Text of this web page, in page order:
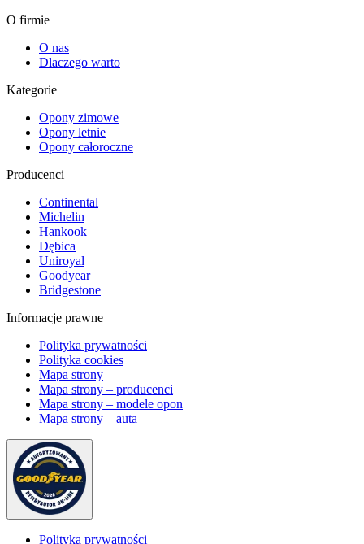
O firmie
O nas
Dlaczego warto
Kategorie
Opony zimowe
Opony letnie
Opony całoroczne
Producenci
Continental
Michelin
Hankook
Dębica
Uniroyal
Goodyear
Bridgestone
Informacje prawne
Polityka prywatności
Polityka cookies
Mapa strony
Mapa strony – producenci
Mapa strony – modele opon
Mapa strony – auta
Polityka prywatności